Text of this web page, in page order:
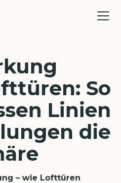
So
Linien
die
– wie Lofttüren